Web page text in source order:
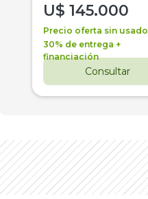
U$ 145.000
Precio oferta sin usado
30% de entrega +
financiación
Consultar